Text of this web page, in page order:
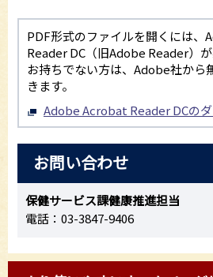
PDF形式のファイルを開くには
Reader DC（旧Adobe Reader）が
お持ちでない方は、Adobe社から
きます。
Adobe Acrobat Reader DCの
お問い合わせ
保健サービス課健康推進担当
電話：03-3847-9406